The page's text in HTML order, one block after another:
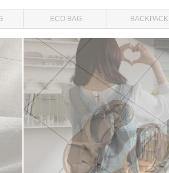
ECO BAG BACKPACK